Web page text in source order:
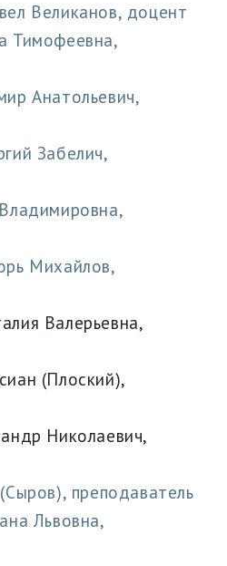
Великанов, доцент
Тимофеевна,
Анатольевич,
Забелич,
Михайлов,
Валерьевна,
(Плоский),
Николаевич,
преподаватель
Львовна,